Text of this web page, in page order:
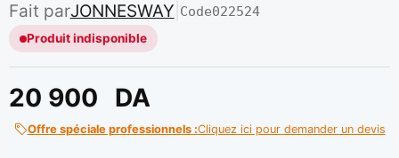
Fait parJONNESWAY Code022524
Produit indisponible
20 900 DA
Offre spéciale professionnels :Cliquez ici pour demander un devis